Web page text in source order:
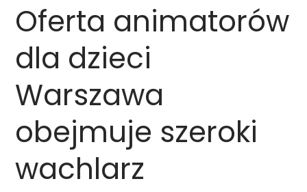
Oferta animatorów
dla dzieci
Warszawa
obejmuje szeroki
wachlarz